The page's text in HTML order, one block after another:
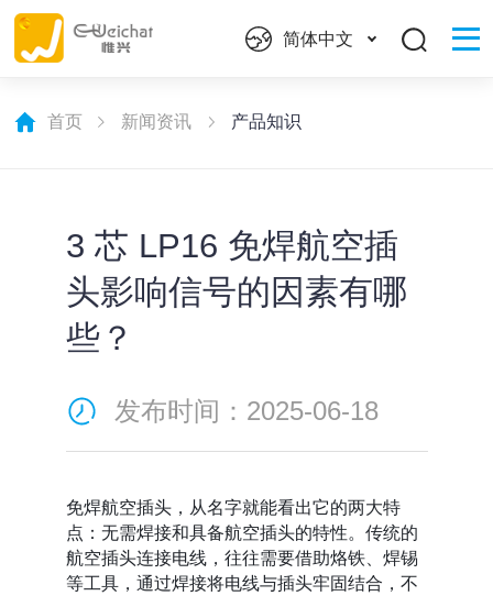
简体中文
首页 新闻资讯 产品知识
3 芯 LP16 免焊航空插
头影响信号的因素有哪
些？
发布时间：2025-06-18
免焊航空插头，从名字就能看出它的两大特
点：无需焊接和具备航空插头的特性。传统的
航空插头连接电线，往往需要借助烙铁、焊锡
等工具，通过焊接将电线与插头牢固结合，不